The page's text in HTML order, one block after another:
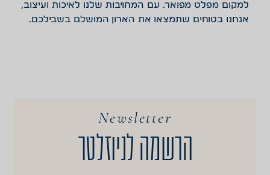
למקום מפלט מפואר. עם המחויבות שלנו לאיכות ועיצוב,
אנחנו בטוחים שתמצאו את הארון המושלם בשבילכם.
Newsletter
הרשמה לניוזלטר